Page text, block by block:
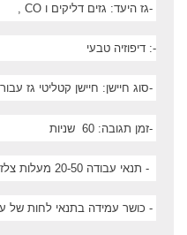
-גז היעד: גזים דליקים ו , CO
-: דיפוזיה טבעי
-סוג חיישן: חיישן קטליטי גז
-זמן תגובה: 60 שניות
- תנאי עבודה 20-50 מעלות צלזיוס
- כושר עמידה בתנאי לחות של עד